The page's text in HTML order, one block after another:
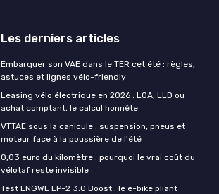
Les derniers articles
Embarquer son VAE dans le TER cet été : règles,
astuces et lignes vélo-friendly
Leasing vélo électrique en 2026 : LOA, LLD ou
achat comptant, le calcul honnête
VTTAE sous la canicule : suspension, pneus et
moteur face à la poussière de l'été
0,03 euro du kilomètre : pourquoi le vrai coût du
vélotaf reste invisible
Test ENGWE EP-2 3.0 Boost : le e-bike pliant